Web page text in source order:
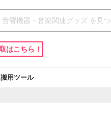
はこちら！
用ツール